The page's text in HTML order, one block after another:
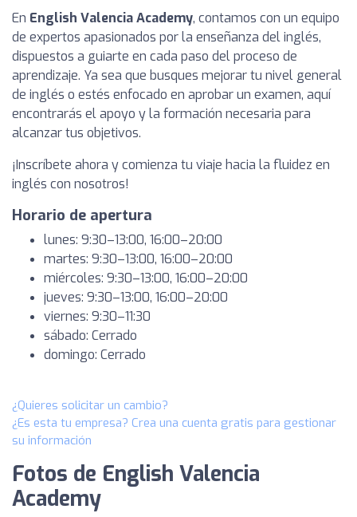
En English Valencia Academy, contamos con un equipo
de expertos apasionados por la enseñanza del inglés,
dispuestos a guiarte en cada paso del proceso de
aprendizaje. Ya sea que busques mejorar tu nivel general
de inglés o estés enfocado en aprobar un examen, aquí
encontrarás el apoyo y la formación necesaria para
alcanzar tus objetivos.
¡Inscríbete ahora y comienza tu viaje hacia la fluidez en
inglés con nosotros!
Horario de apertura
lunes: 9:30–13:00, 16:00–20:00
martes: 9:30–13:00, 16:00–20:00
miércoles: 9:30–13:00, 16:00–20:00
jueves: 9:30–13:00, 16:00–20:00
viernes: 9:30–11:30
sábado: Cerrado
domingo: Cerrado
¿Quieres solicitar un cambio?
¿Es esta tu empresa? Crea una cuenta gratis para gestionar
su información
Fotos de English Valencia
Academy